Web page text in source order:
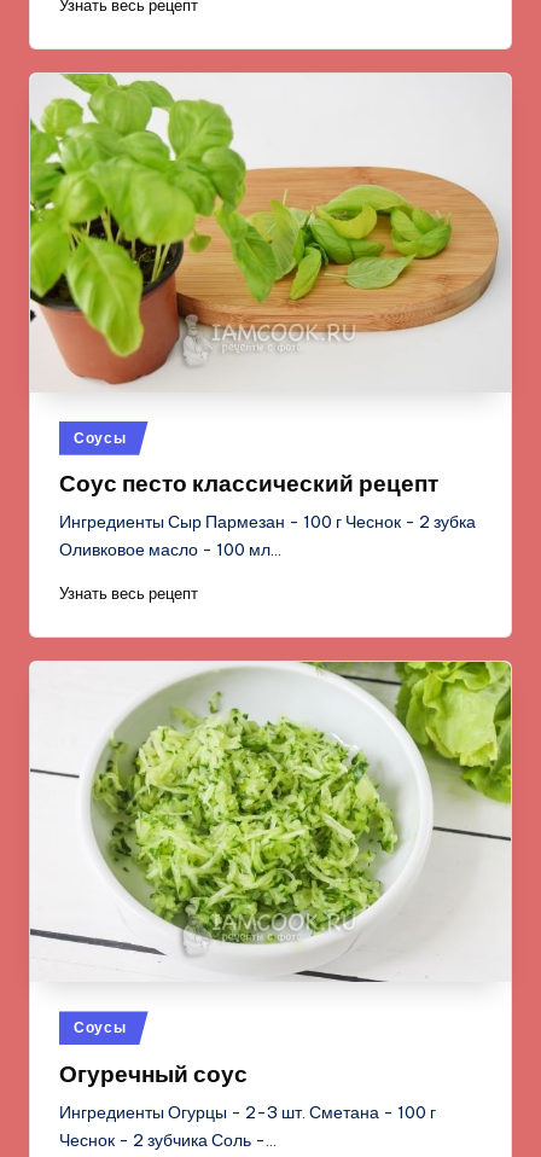
Узнать весь рецепт
Опубликовано
в
Соусы
Соус песто классический рецепт
Ингредиенты Сыр Пармезан - 100 г Чеснок - 2 зубка
Оливковое масло - 100 мл…
Узнать весь рецепт
Опубликовано
в
Соусы
Огуречный соус
Ингредиенты Огурцы - 2-3 шт. Сметана - 100 г
Чеснок - 2 зубчика Соль -…